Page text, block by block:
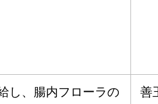
し、腸内フローラの
善